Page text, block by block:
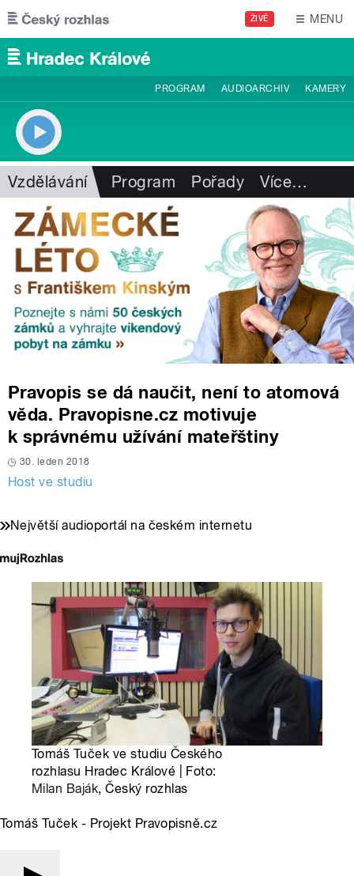
Přejít k hlavnímu obsahu
ŽIVĚ MENU
PROGRAM AUDIOARCHIV KAMERY
Vzdělávání Program Pořady Více…
Pravopis se dá naučit, není to atomová
věda. Pravopisne.cz motivuje
k správnému užívání mateřštiny
30. leden 2018
Host ve studiu
Největší audioportál na českém internetu
Tomáš Tuček ve studiu Českého
rozhlasu Hradec Králové | Foto:
Milan Baják, Český rozhlas
Tomáš Tuček - Projekt Pravopisně.cz